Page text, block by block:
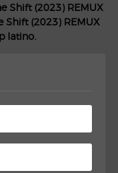
Shift (2023) REMUX
Shift (2023) REMUX
latino.